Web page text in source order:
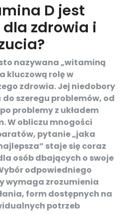
D jest
zdrowia i
nazywana „witaminą
kluczową rolę w
zdrowia. Jej niedobory
szeregu problemów, od
problemy z układem
W obliczu mnogości
pytanie „jaka
staje się coraz
osób dbających o swoje
odpowiedniego
wymaga zrozumienia
form dostępnych na
potrzeb